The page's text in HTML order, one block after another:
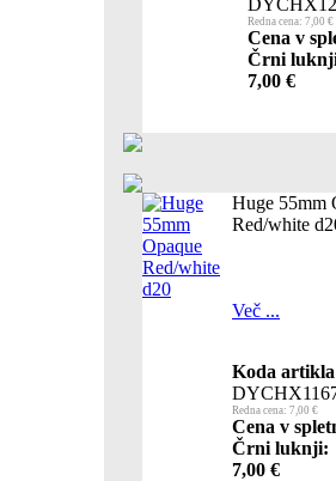
Redna cena: 7,00 €
Cena v
Črni
7,00 €
Huge 55mm
Red/white
Več ...
Koda
Redna cena: 7,00 €
Cena v
Črni luknji:
7,00 €